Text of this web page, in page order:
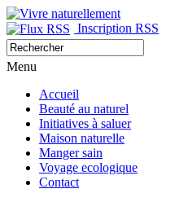
Inscription RSS
Menu
Accueil
Beauté au naturel
Initiatives à saluer
Maison naturelle
Manger sain
Voyage ecologique
Contact